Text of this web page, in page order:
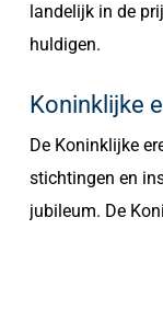
landelijk in de
huldigen.
Koninklijke
De Koninklijke
stichtingen en
jubileum. De